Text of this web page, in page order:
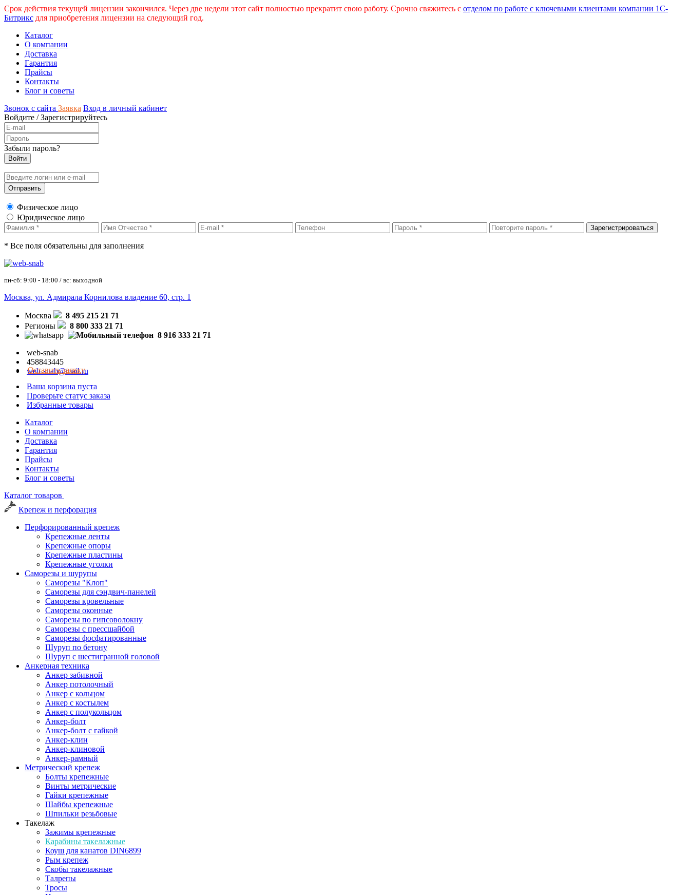
Срок действия текущей лицензии закончился. Через две недели этот сайт полностью прекратит свою работу. Срочно свяжитесь с отделом по работе с ключевыми клиентами компании 1С-
Битрикс для приобретения лицензии на следующий год.
Каталог
О компании
Доставка
Гарантия
Прайсы
Контакты
Блог и советы
Звонок с сайта Заявка Вход в личный кабинет
Войдите /Зарегистрируйтесь
Забыли пароль?
Физическое лицо
Юридическое лицо
* Все поля обязательны для заполнения
пн-сб: 9:00 - 18:00 / вс: выходной
Москва, ул. Адмирала Корнилова владение 60, стр. 1
Москва
8 495 215 21 71
Регионы
8 800 333 21 71
8 916 333 21 71
web-snab
458843445
web-snab@mail.ru
Оставить заявку
Ваша корзина пуста
Проверьте статус заказа
Избранные товары
Каталог
О компании
Доставка
Гарантия
Прайсы
Контакты
Блог и советы
Каталог товаров
Крепеж и перфорация
Перфорированный крепеж
Крепежные ленты
Крепежные опоры
Крепежные пластины
Крепежные уголки
Саморезы и шурупы
Саморезы "Клоп"
Саморезы для сэндвич-панелей
Саморезы кровельные
Саморезы оконные
Саморезы по гипсоволокну
Саморезы с прессшайбой
Саморезы фосфатированные
Шуруп по бетону
Шуруп с шестигранной головой
Анкерная техника
Анкер забивной
Анкер потолочный
Анкер с кольцом
Анкер с костылем
Анкер с полукольцом
Анкер-болт
Анкер-болт с гайкой
Анкер-клин
Анкер-клиновой
Анкер-рамный
Метрический крепеж
Болты крепежные
Винты метрические
Гайки крепежные
Шайбы крепежные
Шпильки резьбовые
Такелаж
Зажимы крепежные
Карабины такелажные
Коуш для канатов DIN6899
Рым крепеж
Скобы такелажные
Талрепы
Тросы